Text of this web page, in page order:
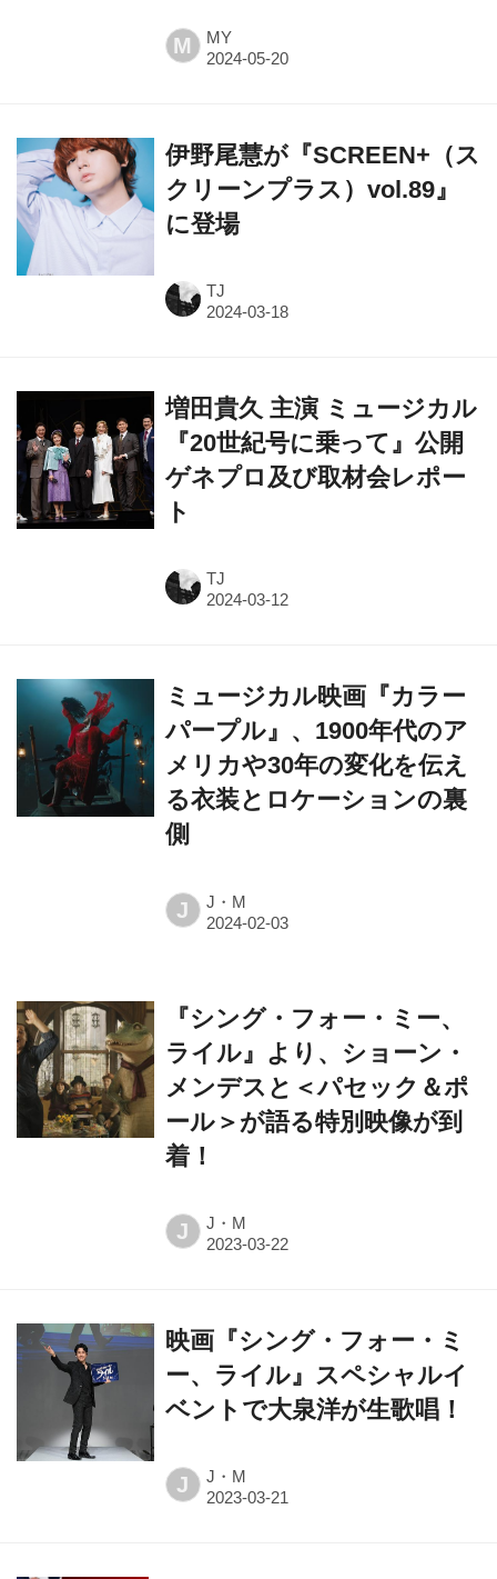
M MY
伊野尾慧が『SCREEN+（ス
クリーンプラス）vol.89』
に登場
TJ
増田貴久 主演 ミュージカル
『20世紀号に乗って』公開
ゲネプロ及び取材会レポー
ト
TJ
ミュージカル映画『カラー
パープル』、1900年代のア
メリカや30年の変化を伝え
る衣装とロケーションの裏
側
J J・M
『シング・フォー・ミー、
ライル』より、ショーン・
メンデスと＜パセック＆ポ
ール＞が語る特別映像が到
着！
J J・M
映画『シング・フォー・ミ
ー、ライル』スペシャルイ
ベントで大泉洋が生歌唱！
J J・M